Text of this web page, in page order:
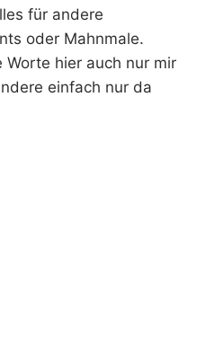
für andere
oder Mahnmale.
hier auch nur mir
einfach nur da